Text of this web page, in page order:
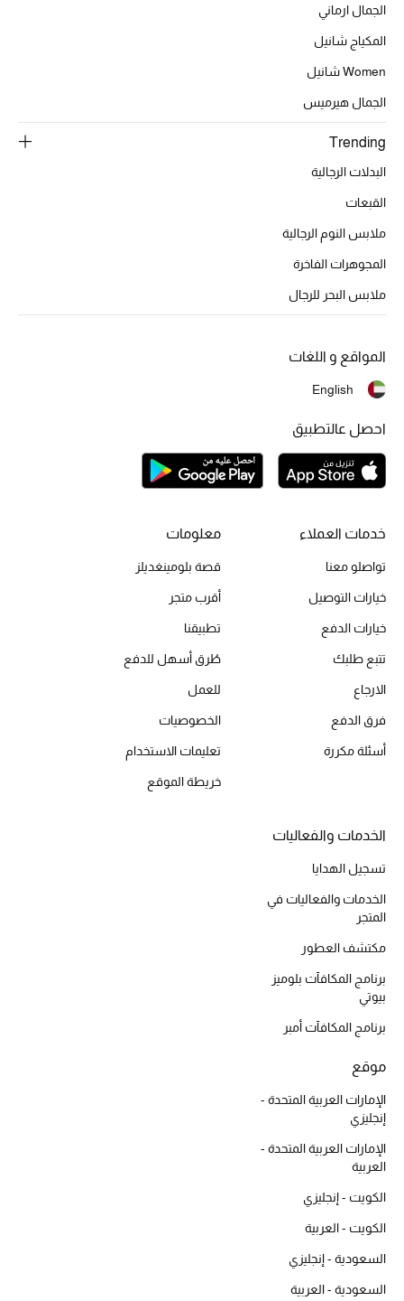
الحب للمحلي
الملابس الرياضية النسائية
تشكيلة الأعراس
حقائب وأحذية متطابقة
هدايا للنساء
جميع الملابس النسائية
جميع الحقائب النسائية
جميع الإكسسورات النسائية
موضة نسائية
تسوقوا للنساء
الموسم الجديد
الحقائب النسائية
دليل ملتزمات الحقائب
أبرز الحقائب
تسوقوا الحقائب
الموسم الجديد
أحذية النسائية
تشكيلة الأحذية
الأحذية الرجالية
أحذية للأطفال
أبرز المصممين
الجمال ارماني
المكياج شانيل
Women شانيل
الجمال هيرميس
Trending
البدلات الرجالية
القبعات
ملابس النوم الرجالية
المجوهرات الفاخرة
ملابس البحر للرجال
خدمات العملاء
تواصلو معنا
خيارات التوصيل
خيارات الدفع
تتبع طلبك
الارجاع
فرق الدفع
أسئلة مكررة
معلومات
قصة بلومينغديلز
أقرب متجر
تطبيقنا
طُرق أسهل للدفع
للعمل
الخصوصيات
تعليمات الاستخدام
خريطة الموقع
الخدمات والفعاليات
تسجيل الهدايا
الخدمات والفعاليات في
المتجر
مكتشف العطور
برنامج المكافآت بلوميز
بيوتي
برنامج المكافآت أمبر
موقع
الإمارات العربية المتحدة -
إنجليزي
الإمارات العربية المتحدة -
العربية
الكويت - إنجليزي
الكويت - العربية
السعودية - إنجليزي
السعودية - العربية
المواقع و اللغات
English
احصل عالتطبيق